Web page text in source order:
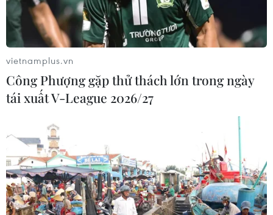
#Văn hóa ẩm thực
#Cố đô Huế
Theo dõi VietnamPlus
TIN LIÊN QUAN
vietnamplus.vn
Công Phượng gặp thử thách lớn trong ngày
tái xuất V-League 2026/27